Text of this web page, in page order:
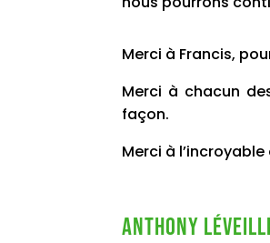
Merci à Francis,
Merci à chacun
façon.
Merci à
Anthony